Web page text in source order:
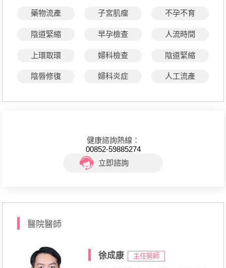
藥物流產 子宮肌瘤 不孕不育
陰道緊縮 早孕檢查 人流時間
上環取環 婦科檢查 陰道緊縮
陰唇修復 婦科炎症 人工流產
健康諮詢熱線：
00852-59885274
立即諮詢
醫院醫師
徐成康 主任醫師